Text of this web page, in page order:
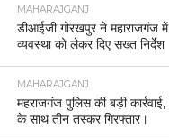
MAHARAJGANJ
डीआईजी गोरखपुर ने महाराजगंज में
व्यवस्था को लेकर दिए सख्त निर्देश
MAHARAJGANJ
महराजगंज पुलिस की बड़ी
के साथ तीन तस्कर गिरफ्तार।